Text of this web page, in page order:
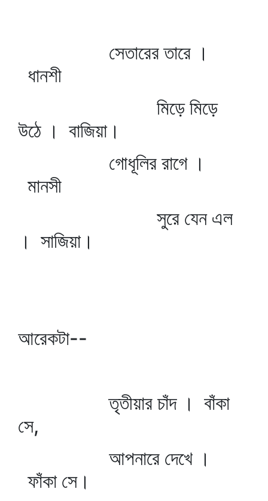
সেতারের তারে ।
ধানশী
মিড়ে মিড়ে
উঠে । বাজিয়া।
গোধূলির রাগে ।
মানসী
সুরে যেন এল
। সাজিয়া।
আরেকটা--
তৃতীয়ার চাঁদ । বাঁকা
সে,
আপনারে দেখে ।
ফাঁকা সে।